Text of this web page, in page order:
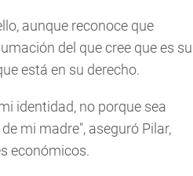
aunque reconoce que
del que cree que es su
está en su derecho.
identidad, no porque sea
mi madre", aseguró Pilar,
económicos.